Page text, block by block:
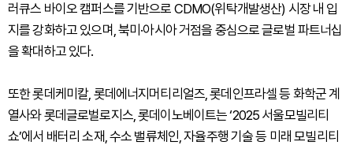
러큐스 바이오 캠퍼스를 기반으로 CDMO(위탁개발생산) 시장 내 입
지를 강화하고 있으며, 북미·아시아 거점을 중심으로 글로벌 파트너십
을 확대하고 있다.
또한 롯데케미칼, 롯데에너지머티리얼즈, 롯데인프라셀 등 화학군 계
열사와 롯데글로벌로지스, 롯데이노베이트는 ‘2025 서울모빌리티
쇼’에서 배터리 소재, 수소 밸류체인, 자율주행 기술 등 미래 모빌리티